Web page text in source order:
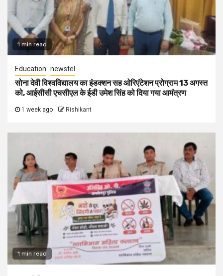
1 min read
Education newstel
सोना देवी विश्वविद्यालय का इंडक्शन सह ओरिएंटेशन प्रोग्राम 13 अगस्त
को, आईसीसी एचसीएल के ईडी उमेश सिंह को दिया गया आमंत्रण
1 week ago Rishikant
1 min read